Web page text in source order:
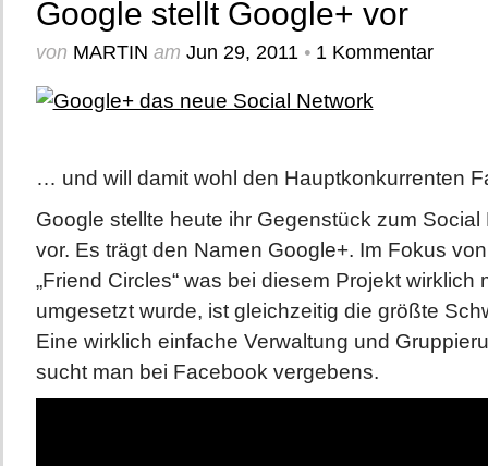
Google stellt Google+ vor
von MARTIN am Jun 29, 2011 • 1 Kommentar
… und will damit wohl den Hauptkonkurrenten
Google stellte heute ihr Gegenstück zum
vor. Es trägt den Namen Google+. Im Fokus
„Friend Circles“ was bei diesem Projekt wirklich
umgesetzt wurde, ist gleichzeitig die größte
Eine wirklich einfache Verwaltung und
sucht man bei Facebook vergebens.